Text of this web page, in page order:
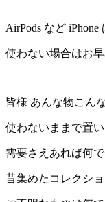
AirPods など
使わない場合はお
皆様 あんな物こん
使わないままで置
需要さえあれば何
昔集めたコレクシ